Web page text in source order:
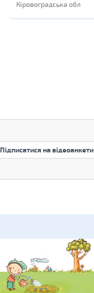
Кіровоградська обл
Підписатися на відеоанкети